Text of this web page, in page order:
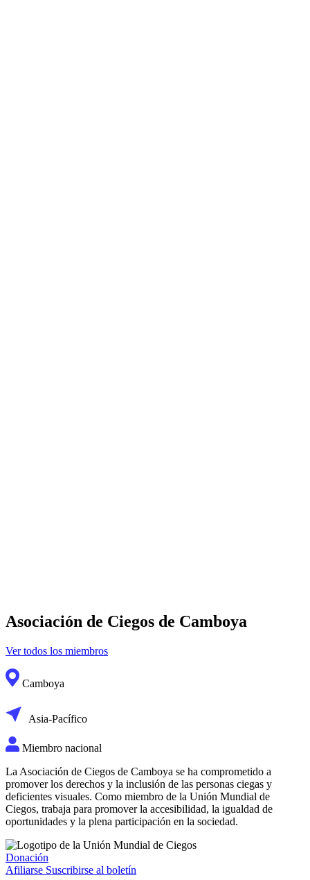
Asociación de Ciegos de Camboya
Ver todos los miembros
Camboya
Asia-Pacífico
Miembro nacional
La Asociación de Ciegos de Camboya se ha comprometido a
promover los derechos y la inclusión de las personas ciegas y
deficientes visuales. Como miembro de la Unión Mundial de
Ciegos, trabaja para promover la accesibilidad, la igualdad de
oportunidades y la plena participación en la sociedad.
Donación
Afiliarse Suscribirse al boletín